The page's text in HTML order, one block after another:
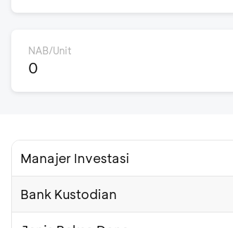
NAB/Unit
0
Manajer Investasi
Bank Kustodian